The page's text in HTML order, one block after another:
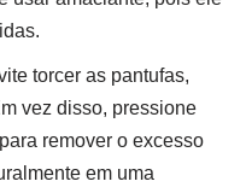
torcer as pantufas,
vez disso, pressione
remover o excesso
em uma